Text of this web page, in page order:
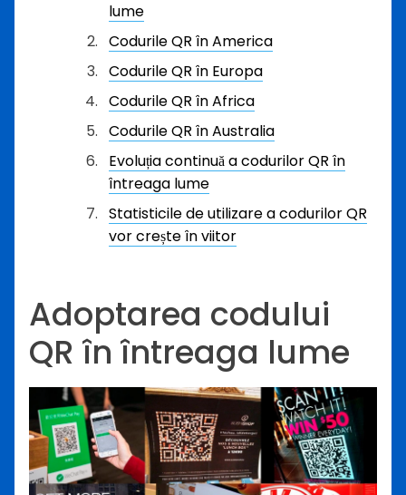
lume
Codurile QR în America
Codurile QR în Europa
Codurile QR în Africa
Codurile QR în Australia
Evoluția continuă a codurilor QR în
întreaga lume
Statisticile de utilizare a codurilor QR
vor crește în viitor
Adoptarea codului
QR în întreaga lume